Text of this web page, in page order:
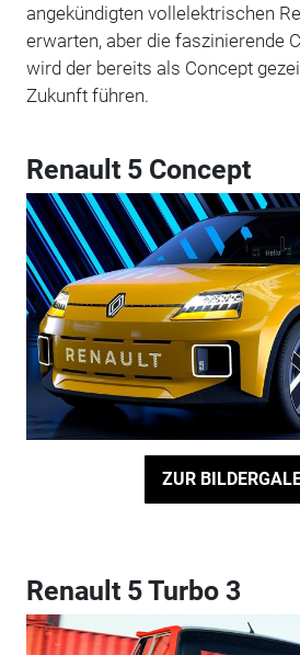
angekündigten vollelektrischen
erwarten, aber die faszinierende
wird der bereits als Concept
Zukunft führen.
Renault 5 Concept
ZUR
Renault 5 Turbo 3